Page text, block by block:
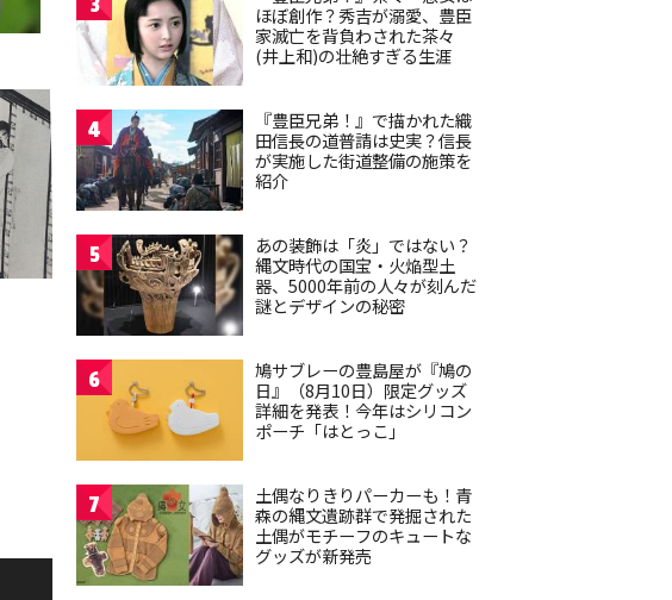
ほぼ創作？秀吉が溺愛、豊臣
家滅亡を背負わされた茶々
(井上和)の壮絶すぎる生涯
4
『豊臣兄弟！』で描かれた織
田信長の道普請は史実？信長
が実施した街道整備の施策を
紹介
5
あの装飾は「炎」ではない？
縄文時代の国宝・火焔型土
器、5000年前の人々が刻んだ
謎とデザインの秘密
6
鳩サブレーの豊島屋が『鳩の
日』（8月10日）限定グッズ
詳細を発表！今年はシリコン
ポーチ「はとっこ」
7
土偶なりきりパーカーも！青
森の縄文遺跡群で発掘された
土偶がモチーフのキュートな
グッズが新発売